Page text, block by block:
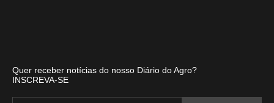
Quer receber notícias do nosso Diário do Agro?
INSCREVA-SE